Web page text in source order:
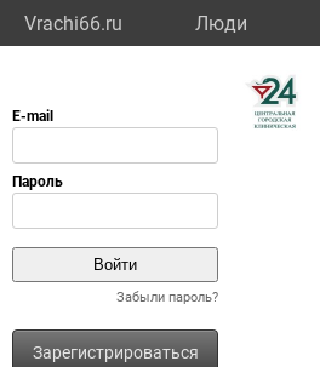
Vrachi66.ru Люди
Забыли пароль?
Зарегистрироваться